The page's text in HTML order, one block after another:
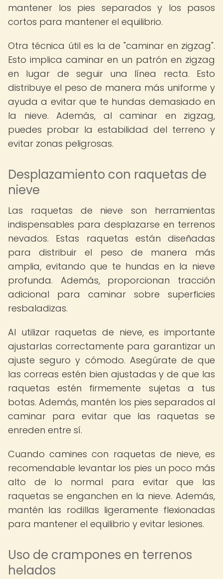
mantener los pies separados y los pasos
cortos para mantener el equilibrio.
Otra técnica útil es la de "caminar en zigzag".
Esto implica caminar en un patrón en zigzag
en lugar de seguir una línea recta. Esto
distribuye el peso de manera más uniforme y
ayuda a evitar que te hundas demasiado en
la nieve. Además, al caminar en zigzag,
puedes probar la estabilidad del terreno y
evitar zonas peligrosas.
Desplazamiento con raquetas de
nieve
Las raquetas de nieve son herramientas
indispensables para desplazarse en terrenos
nevados. Estas raquetas están diseñadas
para distribuir el peso de manera más
amplia, evitando que te hundas en la nieve
profunda. Además, proporcionan tracción
adicional para caminar sobre superficies
resbaladizas.
Al utilizar raquetas de nieve, es importante
ajustarlas correctamente para garantizar un
ajuste seguro y cómodo. Asegúrate de que
las correas estén bien ajustadas y de que las
raquetas estén firmemente sujetas a tus
botas. Además, mantén los pies separados al
caminar para evitar que las raquetas se
enreden entre sí.
Cuando camines con raquetas de nieve, es
recomendable levantar los pies un poco más
alto de lo normal para evitar que las
raquetas se enganchen en la nieve. Además,
mantén las rodillas ligeramente flexionadas
para mantener el equilibrio y evitar lesiones.
Uso de crampones en terrenos
helados